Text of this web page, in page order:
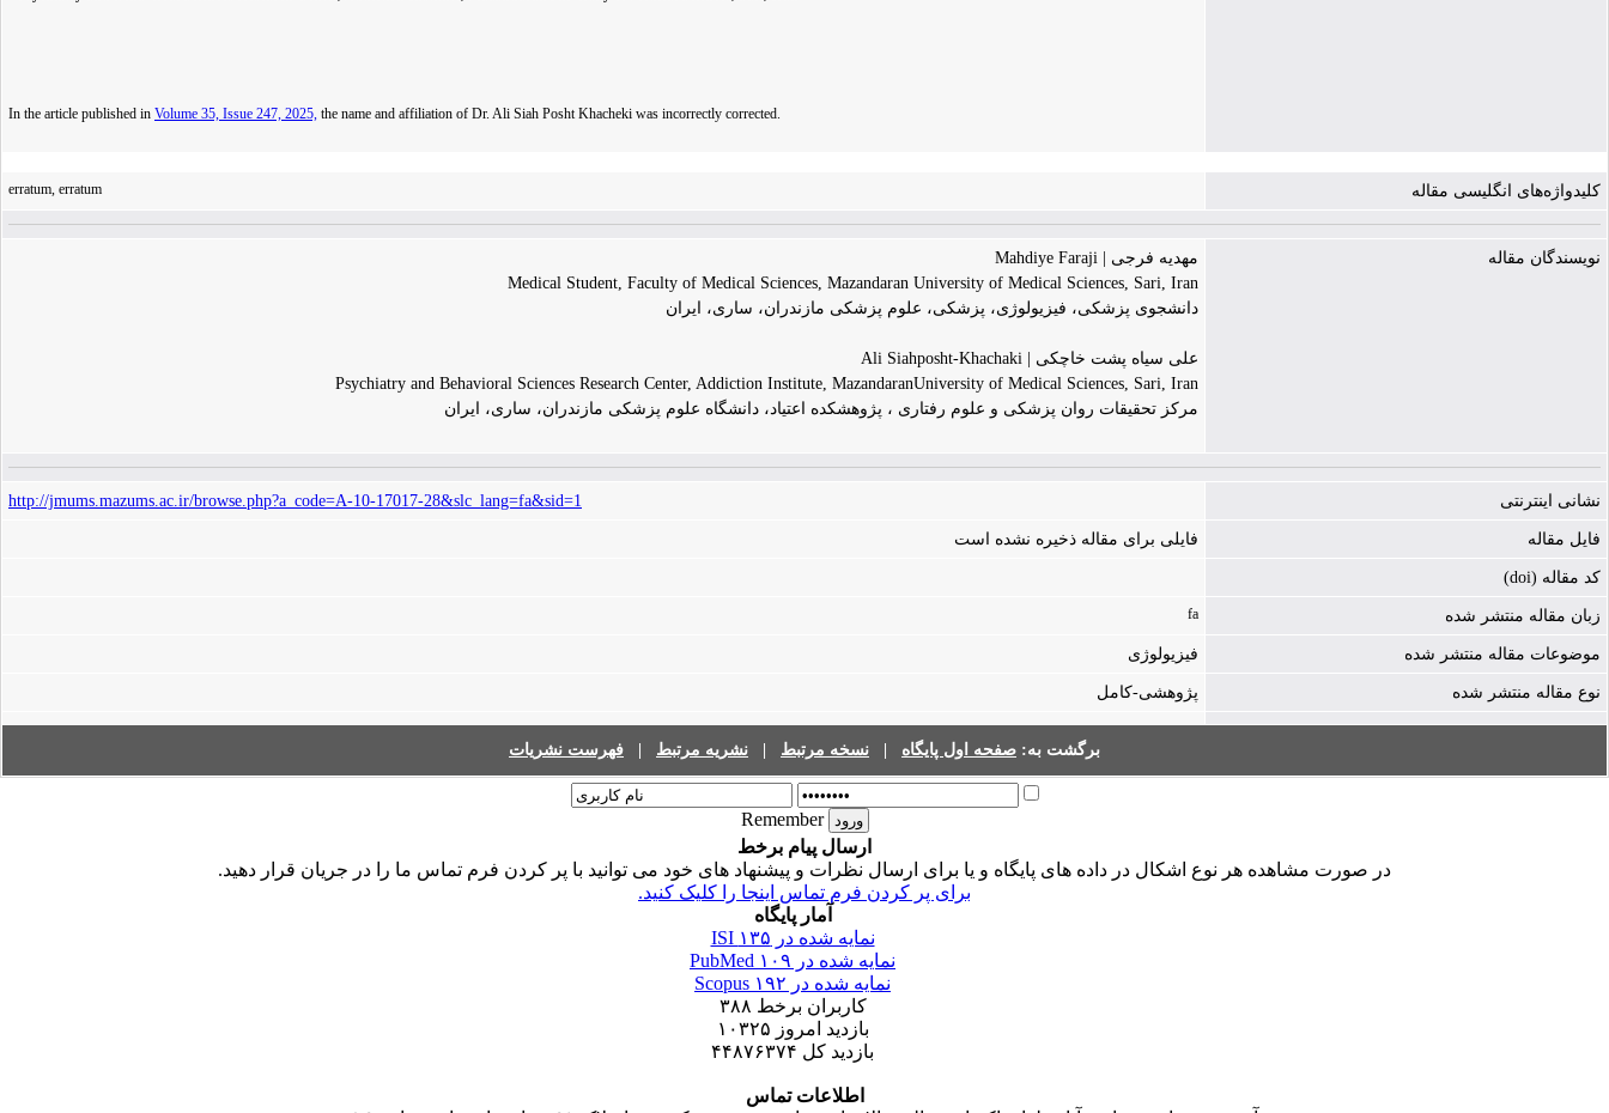
In the article published in Volume 35, Issue 247, 2025, the name and affiliation of Dr. Ali Siah Posht Khacheki was incorrectly corrected.
کلیدواژه‌های انگلیسی مقاله erratum, erratum
نویسندگان مقاله
مهدیه فرجی | Mahdiye Faraji
Medical Student, Faculty of Medical Sciences, Mazandaran University of Medical Sciences, Sari, Iran
دانشجوی پزشکی، فیزیولوژی، پزشکی، علوم پزشکی مازندران، ساری، ایران
علی سیاه پشت خاچکی | Ali Siahposht-Khachaki
Psychiatry and Behavioral Sciences Research Center, Addiction Institute, MazandaranUniversity of Medical Sciences, Sari, Iran
مرکز تحقیقات روان پزشکی و علوم رفتاری ، پژوهشکده اعتیاد، دانشگاه علوم پزشکی مازندران، ساری، ایران
نشانی اینترنتی http://jmums.mazums.ac.ir/browse.php?a_code=A-10-17017-28&slc_lang=fa&sid=1
فایل مقاله فایلی برای مقاله ذخیره نشده است
کد مقاله (doi)
زبان مقاله منتشر شده fa
موضوعات مقاله منتشر شده فیزیولوژی
نوع مقاله منتشر شده پژوهشی-کامل
برگشت به: صفحه اول پایگاه نسخه مرتبط نشریه مرتبط فهرست نشریات
Remember
ارسال پیام برخط
در صورت مشاهده هر نوع اشکال در داده های پایگاه و یا برای ارسال نظرات و پیشنهاد های خود می توانید با پر کردن فرم تماس ما را در جریان قرار دهید.
برای پر کردن فرم تماس اینجا را کلیک کنید.
آمار پایگاه
نمایه شده در ISI ۱۳۵
نمایه شده در PubMed ۱۰۹
نمایه شده در Scopus ۱۹۲
کاربران برخط ۳۸۸
بازدید امروز ۱۰۳۲۵
بازدید کل ۴۴۸۷۶۳۷۴
اطلاعات تماس